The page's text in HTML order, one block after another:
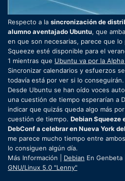
Respecto a la sincronización de
alumno aventajado Ubuntu, que
en que son necesarias, parece que lo
Squeeze esté disponible para el
1 mientras que Ubuntu va por la
Sincronizar calendarios y esfuerzos
todavía está por ver si lo conseguirán.
Desde Ubuntu se han oído voces
una cuestión de tiempo esperarían a
indicar que quizás queda algo más
cuestión de tiempo. Debian Squeeze
DebConf a celebrar en Nueva York
me parece mucho tiempo entre
lo consiguen algún día.
Más Información | Debian En Genbeta |
GNU/Linux 5.0 "Lenny"